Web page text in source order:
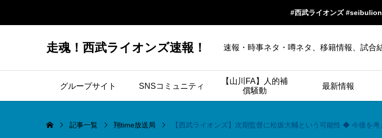
#西武ライオンズ
走魂！西武ライオンズ速報！ 速報・時事ネタ・噂ネタ、移籍情報、試合
グループサイト SNSコミュニティ
【山川FA】人的補
償騒動
最新情報
記事一覧 翔time放送局 【西武ライオンズ】次期監督に松坂大輔という可能性 ◆ 今後を